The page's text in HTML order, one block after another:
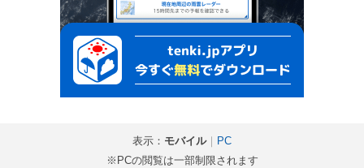
表示： モバイル｜
PC
※PCの閲覧は一部制限されます